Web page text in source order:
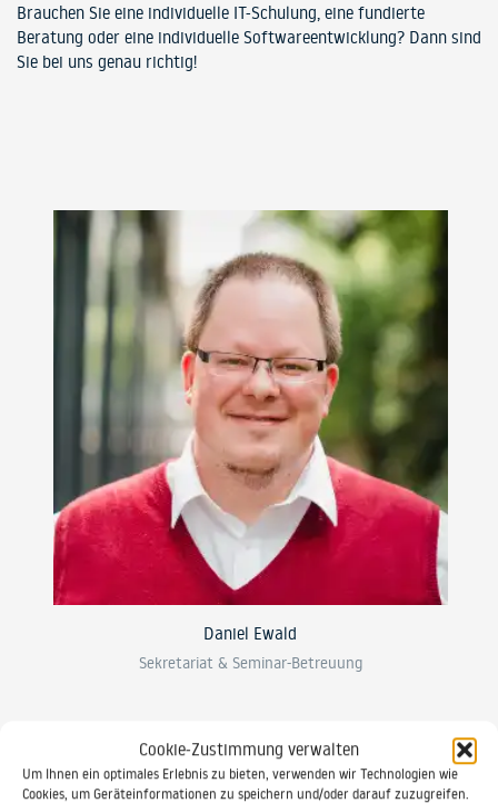
Cookie-Zustimmung verwalten
Um Ihnen ein optimales Erlebnis zu bieten, verwenden wir Technologien wie
Cookies, um Geräteinformationen zu speichern und/oder darauf zuzugreifen.
Brauchen Sie eine individuelle IT-Schulung, eine fundierte
Beratung oder eine individuelle Softwareentwicklung? Dann sind
Sie bei uns genau richtig!
Daniel Ewald
Sekretariat & Seminar-Betreuung
0521 / 20889 30